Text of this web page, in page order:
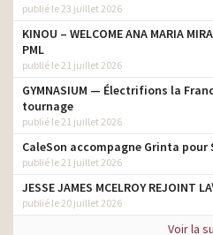
publié le 23 juillet 2026
KINOU – WELCOME ANA MARIA
PML
publié le 21 juillet 2026
GYMNASIUM — Électrifions la
tournage
publié le 21 juillet 2026
CaleSon accompagne Grinta
publié le 21 juillet 2026
JESSE JAMES MCELROY REJOINT
publié le 20 juillet 2026
Voir la